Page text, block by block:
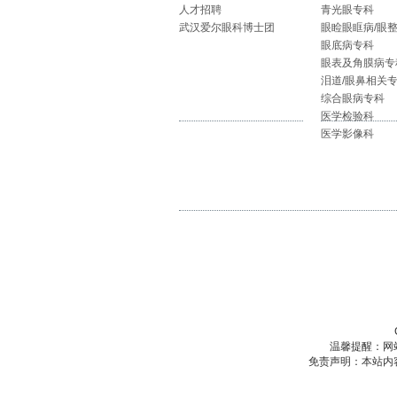
人才招聘
武汉爱尔眼科博士团
青光眼专科
眼睑眼眶病/眼
眼底病专科
眼表及角膜病
泪道/眼鼻相关
综合眼病专科
医学检验科
医学影像科
温馨提醒：网
免责声明：本站